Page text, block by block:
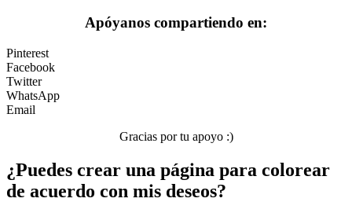
San Valentín y amor
Transporte
Verano y vacaciones
Libros para colorear para niños
Nezaradené
Sin categorizar
Apóyanos compartiendo en:
Pinterest
Facebook
Twitter
WhatsApp
Email
Gracias por tu apoyo :)
¿Puedes crear una página para colorear
de acuerdo con mis deseos?